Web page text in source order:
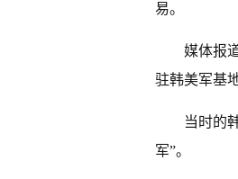
易。
媒体报
驻韩美军基
当时的
军”。